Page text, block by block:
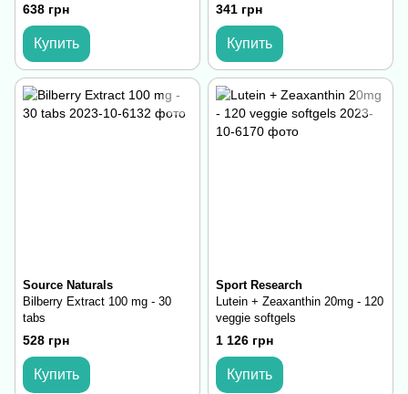
638 грн
Купить
341 грн
Купить
Source Naturals
Bilberry Extract 100 mg - 30
tabs
528 грн
Купить
Sport Research
Lutein + Zeaxanthin 20mg - 120
veggie softgels
1 126 грн
Купить